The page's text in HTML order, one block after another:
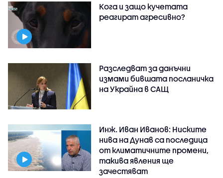
Кога и защо кучетата
реагират агресивно?
Разследват за данъчни
измами бившата посланичка
на Украйна в САЩ
Инж. Иван Иванов: Ниските
нива на Дунав са последица
от климатичните промени,
такива явления ще
зачестяват